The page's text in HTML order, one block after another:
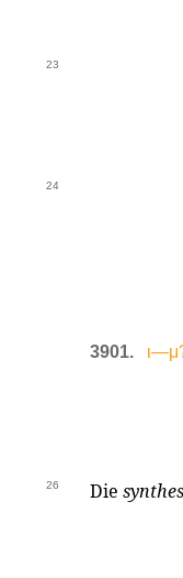
23
24
3901.
26 Die